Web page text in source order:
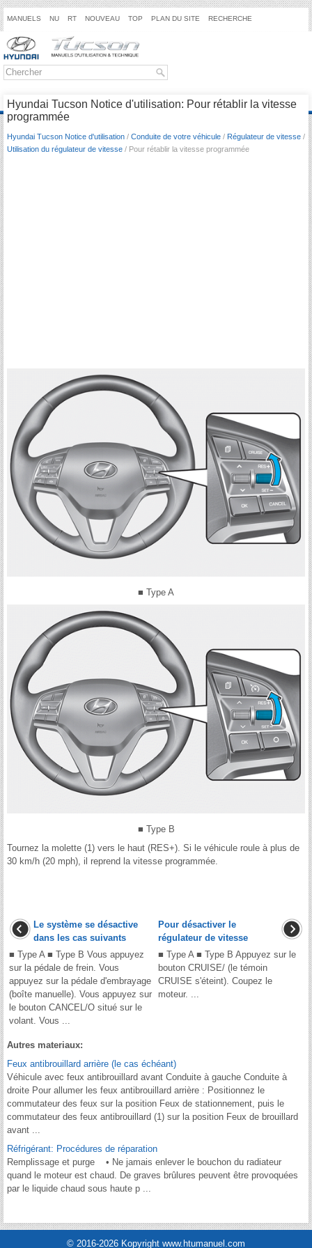
MANUELS NU RT NOUVEAU TOP PLAN DU SITE RECHERCHE
Hyundai Tucson Notice d'utilisation: Pour rétablir la vitesse
programmée
Hyundai Tucson Notice d'utilisation / Conduite de votre véhicule / Régulateur de vitesse /
Utilisation du régulateur de vitesse / Pour rétablir la vitesse programmée
■ Type A
■ Type B
Tournez la molette (1) vers le haut (RES+). Si le véhicule roule à plus de
30 km/h (20 mph), il reprend la vitesse programmée.
Le système se désactive
dans les cas suivants
■ Type A ■ Type B Vous appuyez
sur la pédale de frein. Vous
appuyez sur la pédale d'embrayage
(boîte manuelle). Vous appuyez sur
le bouton CANCEL/O situé sur le
volant. Vous ...
Pour désactiver le
régulateur de vitesse
■ Type A ■ Type B Appuyez sur le
bouton CRUISE/ (le témoin
CRUISE s'éteint). Coupez le
moteur. ...
Autres materiaux:
Feux antibrouillard arrière (le cas échéant)
Véhicule avec feux antibrouillard avant Conduite à gauche Conduite à
droite Pour allumer les feux antibrouillard arrière : Positionnez le
commutateur des feux sur la position Feux de stationnement, puis le
commutateur des feux antibrouillard (1) sur la position Feux de brouillard
avant ...
Réfrigérant: Procédures de réparation
Remplissage et purge • Ne jamais enlever le bouchon du radiateur
quand le moteur est chaud. De graves brûlures peuvent être provoquées
par le liquide chaud sous haute p ...
© 2016-2026 Kopyright www.htumanuel.com